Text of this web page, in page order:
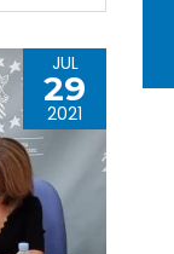
JUL
29
2021